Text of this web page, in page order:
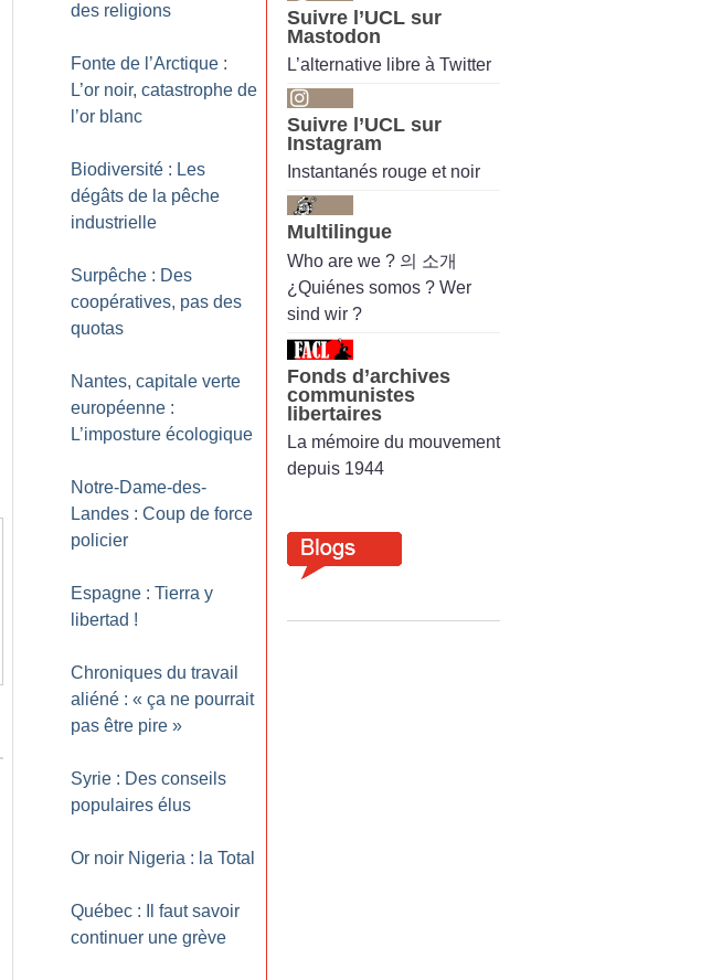
des religions
Fonte de l’Arctique :
L’or noir, catastrophe de
l’or blanc
Biodiversité : Les
dégâts de la pêche
industrielle
Surpêche : Des
coopératives, pas des
quotas
Nantes, capitale verte
européenne :
L’imposture écologique
Notre-Dame-des-
Landes : Coup de force
policier
Espagne : Tierra y
libertad !
Chroniques du travail
aliéné : « ça ne pourrait
pas être pire »
Syrie : Des conseils
populaires élus
Or noir Nigeria : la Total
Québec : Il faut savoir
continuer une grève
Suivre l’UCL sur
Mastodon
L’alternative libre à Twitter
Suivre l’UCL sur
Instagram
Instantanés rouge et noir
Multilingue
Who are we ? 의 소개
¿Quiénes somos ? Wer
sind wir ?
Fonds d’archives
communistes
libertaires
La mémoire du mouvement
depuis 1944